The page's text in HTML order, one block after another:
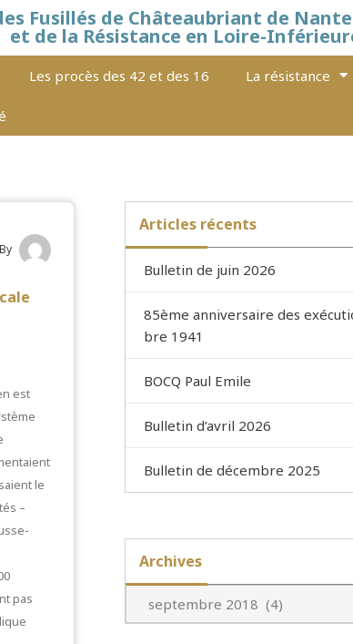
Fusillés de Châteaubriant de
et de la Résistance en Loire-
Les procès des 42 et des 16 La résistance
est
le
–
pas
Articles récents
Bulletin de juin 2026
85ème anniversaire des
bre 1941
BOCQ Paul Emile
Bulletin d’avril 2026
Bulletin de décembre 2025
Archives